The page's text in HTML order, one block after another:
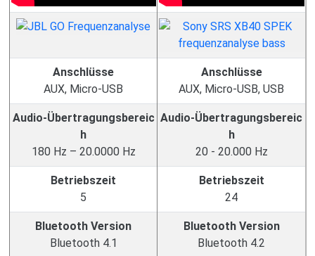
Anschlüsse
AUX, Micro-USB
Anschlüsse
AUX, Micro-USB, USB
Audio-Übertragungsbereic
h
180 Hz – 20.0000 Hz
Audio-Übertragungsbereic
h
20 - 20.000 Hz
Betriebszeit
5
Betriebszeit
24
Bluetooth Version
Bluetooth 4.1
Bluetooth Version
Bluetooth 4.2